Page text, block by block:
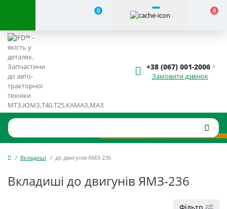
0 0
+38 (067) 001-2006
Замовити дзвінок
Вкладиші до двигунів ЯМЗ-236
Вкладиші до двигунів ЯМЗ-236